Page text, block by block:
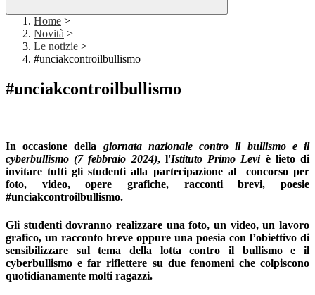
Home >
Novità >
Le notizie >
#unciakcontroilbullismo
#unciakcontroilbullismo
In occasione della giornata nazionale contro il bullismo e il
cyberbullismo(7 febbraio 2024), l'Istituto Primo Leviè lieto di
invitare tutti gli studenti alla partecipazione al concorso per
foto, video, opere grafiche, racconti brevi, poesie
#unciakcontroilbullismo.
Gli studenti dovranno realizzare una foto, un video, un lavoro
grafico, un racconto breve oppure una poesia con l’obiettivo di
sensibilizzare sul tema della lotta contro il bullismo e il
cyberbullismo e far riflettere su due fenomeni che colpiscono
quotidianamente molti ragazzi.